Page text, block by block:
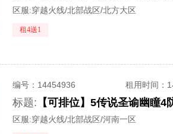
区服:穿越火线/北部战区/北方大区
租4送1
编号： 14454936 租用时间 ：
标题:
区服:穿越火线/北部战区/河南一区